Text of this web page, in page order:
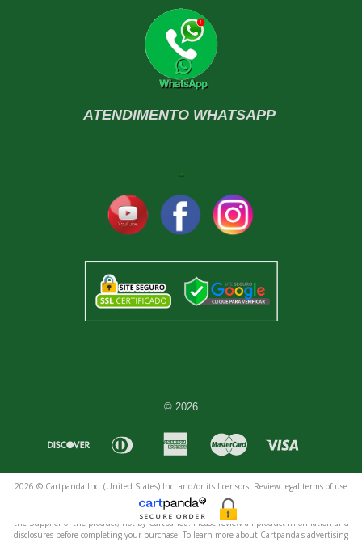
ATENDIMENTO WHATSAPP
© 2026
SECURE ORDER
2026 © Cartpanda Inc. (United States) Inc. and/or its licensors. Review legal terms of use
and privacy policyhere. Contact us
Advertising, product claims, and promotional materials related to this order are created by
the Supplier of the product, not by Cartpanda. Please review all product information and
disclosures before completing your purchase. To learn more about Cartpanda's advertising